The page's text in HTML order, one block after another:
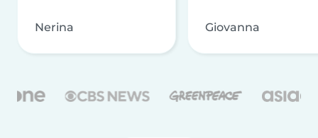
Nerina Giovanna